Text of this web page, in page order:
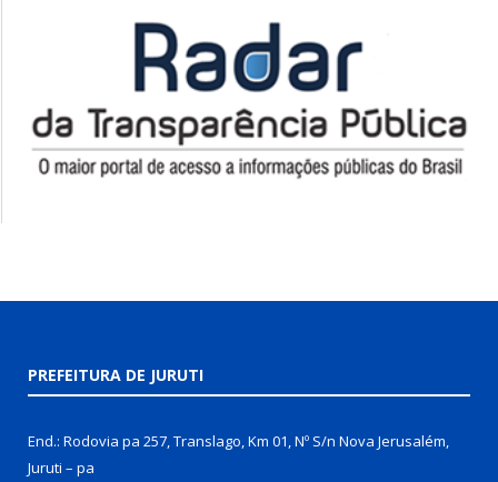
PREFEITURA DE JURUTI
End.: Rodovia pa 257, Translago, Km 01, Nº S/n Nova Jerusalém,
Juruti – pa